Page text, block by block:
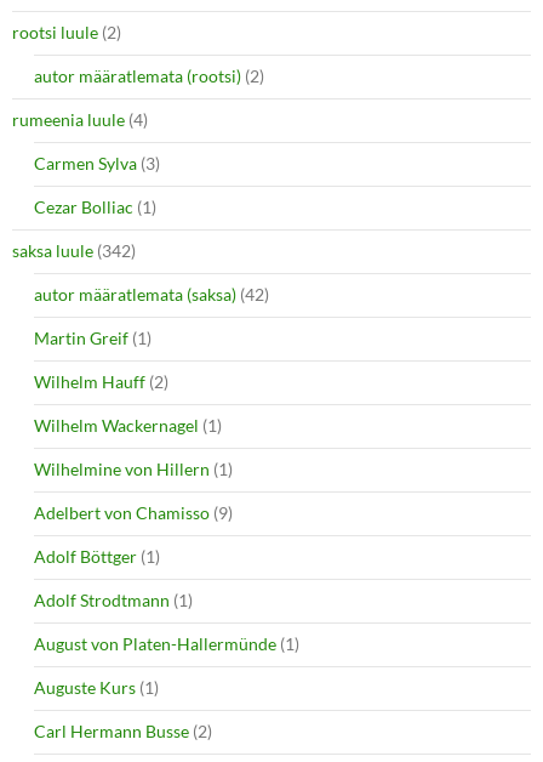
rootsi luule (2)
autor määratlemata (rootsi) (2)
rumeenia luule (4)
Carmen Sylva (3)
Cezar Bolliac (1)
saksa luule (342)
autor määratlemata (saksa) (42)
Martin Greif (1)
Wilhelm Hauff (2)
Wilhelm Wackernagel (1)
Wilhelmine von Hillern (1)
Adelbert von Chamisso (9)
Adolf Böttger (1)
Adolf Strodtmann (1)
August von Platen-Hallermünde (1)
Auguste Kurs (1)
Carl Hermann Busse (2)